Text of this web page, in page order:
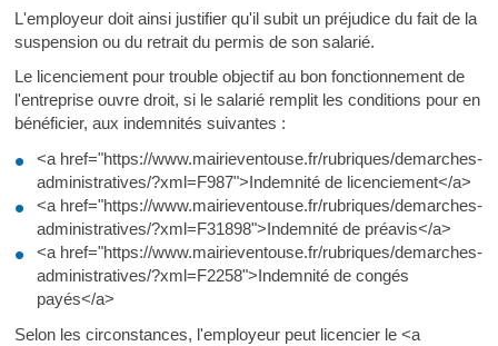
L'employeur doit ainsi justifier qu'il subit un préjudice du fait de la
suspension ou du retrait du permis de son salarié.
Le licenciement pour trouble objectif au bon fonctionnement de
l'entreprise ouvre droit, si le salarié remplit les conditions pour en
bénéficier, aux indemnités suivantes :
<a href="https://www.mairieventouse.fr/rubriques/demarches-
administratives/?xml=F987">Indemnité de licenciement</a>
<a href="https://www.mairieventouse.fr/rubriques/demarches-
administratives/?xml=F31898">Indemnité de préavis</a>
<a href="https://www.mairieventouse.fr/rubriques/demarches-
administratives/?xml=F2258">Indemnité de congés
payés</a>
Selon les circonstances, l'employeur peut licencier le <a